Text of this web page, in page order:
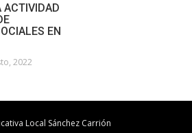
ACTIVIDAD
EN
2022
Local Sánchez Carrión